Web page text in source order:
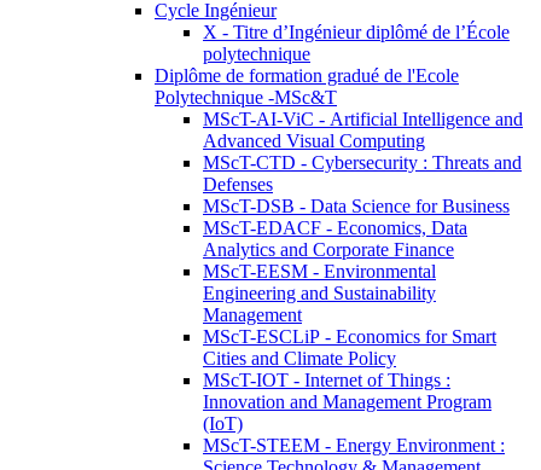
Cycle Ingénieur
X - Titre d’Ingénieur diplômé de l’École
polytechnique
Diplôme de formation gradué de l'Ecole
Polytechnique -MSc&T
MScT-AI-ViC - Artificial Intelligence and
Advanced Visual Computing
MScT-CTD - Cybersecurity : Threats and
Defenses
MScT-DSB - Data Science for Business
MScT-EDACF - Economics, Data
Analytics and Corporate Finance
MScT-EESM - Environmental
Engineering and Sustainability
Management
MScT-ESCLiP - Economics for Smart
Cities and Climate Policy
MScT-IOT - Internet of Things :
Innovation and Management Program
(IoT)
MScT-STEEM - Energy Environment :